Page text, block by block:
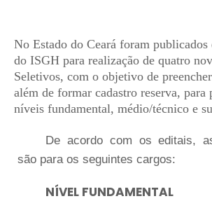
No Estado do Ceará foram publicados
do ISGH para realização de quatro
Seletivos, com o objetivo de
além de formar cadastro reserva, para
níveis fundamental, médio/técnico e
De acordo com os editais,
são para os seguintes cargos:
NÍVEL FUNDAMENTAL